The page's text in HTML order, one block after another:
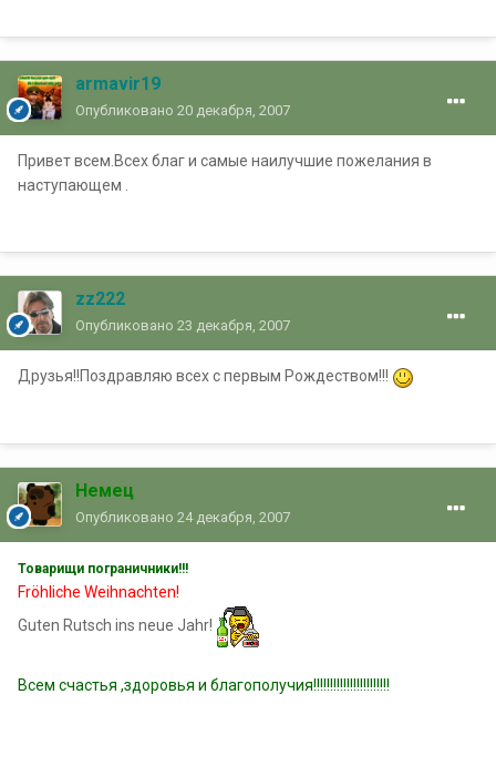
armavir19
Опубликовано 20 декабря, 2007
Привет всем.Всех благ и самые наилучшие пожелания в
наступающем .
zz222
Опубликовано 23 декабря, 2007
Друзья!!Поздравляю всех с первым Рождеством!!!
Немец
Опубликовано 24 декабря, 2007
Товарищи пограничники!!!
Fröhliche Weihnachten!
Guten Rutsch ins neue Jahr!
Всем счастья ,здоровья и благополучия!!!!!!!!!!!!!!!!!!!!!!!